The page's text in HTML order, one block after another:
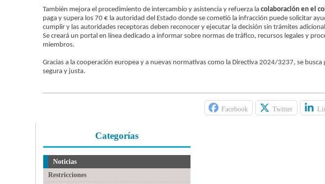
También mejora el procedimiento de intercambio y asistencia y refuerza la colaboración en el
paga y supera los 70 € la autoridad del Estado donde se cometió la infracción puede solicitar
cumplir y las autoridades receptoras deben reconocer y ejecutar la decisión sin trámites
Se creará un portal en línea dedicado a informar sobre normas de tráfico, recursos legales y
miembros.
Gracias a la cooperación europea y a nuevas normativas como la Directiva 2024/3237, se
segura y justa.
Facebook Twitter
Categorías
Noticias
Restricciones